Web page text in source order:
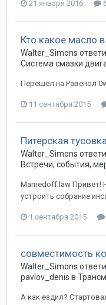
21 января 2016
Кто какое масло
Walter_Simons
Система смазки
Перешел на Равенол
11 сентября 2015
Питерская
Walter_Simons
Встречи, события,
Mamedoff.law Привет!
устроить собрание
1 сентября 2015
совместимость
Walter_Simons
pavlov_denis в
А как ездил?